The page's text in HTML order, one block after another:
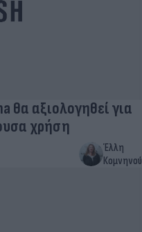
θα αξιολογηθεί για
χρήση
Έλλη
Κομνηνού